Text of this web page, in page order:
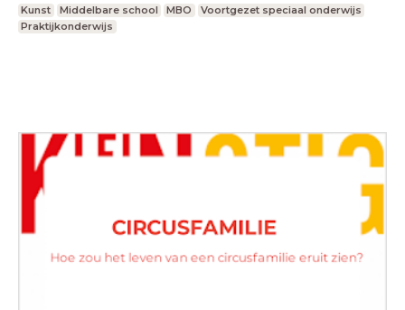
Kunst Middelbare school MBO
Voortgezet speciaal onderwijs
Praktijkonderwijs